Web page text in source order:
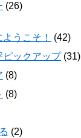
(26)
うこそ！
(42)
ピックアップ(31)
(8)
(8)
(2)